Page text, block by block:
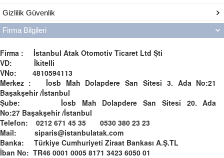
Gizlilik Güvenlik
Firma Bilgileri
Firma : İstanbul Atak Otomotiv Ticaret Ltd Şti
VD: İkitelli
VNo: 4810594113
Merkez : İosb Mah Dolapdere San Sitesi 3. Ada No:21
Başakşehir /İstanbul
Şube: İosb Mah Dolapdere San Sitesi 20. Ada
No:27 Başakşehir /İstanbul
Telefon: 0212 671 45 35 0530 380 23 23
Mail: siparis@istanbulatak.com
Banka: Türkiye Cumhuriyeti Ziraat Bankası A.Ş.­­TL­
İban No: TR46 0001 0005 8171 3423 6050 01